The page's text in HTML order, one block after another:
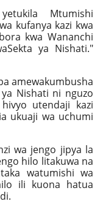
Mtumishi
kufanya kazi kwa
kwa Wananchi
ya Nishati."
amewakumbusha
Nishati ni nguzo
utendaji kazi
ukuaji wa uchumi
wa jengo jipya la
hilo litakuwa na
watumishi wa
ili kuona hatua